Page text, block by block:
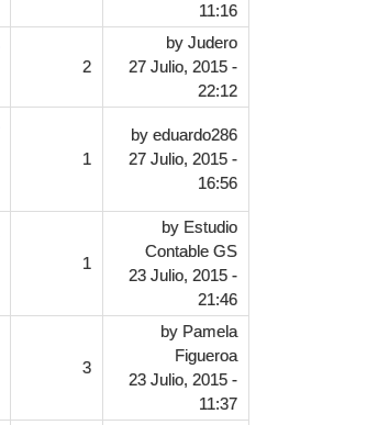
11:16
2
by Judero
27 Julio, 2015 -
22:12
1
by eduardo286
27 Julio, 2015 -
16:56
1
by Estudio
Contable GS
23 Julio, 2015 -
21:46
3
by Pamela
Figueroa
23 Julio, 2015 -
11:37